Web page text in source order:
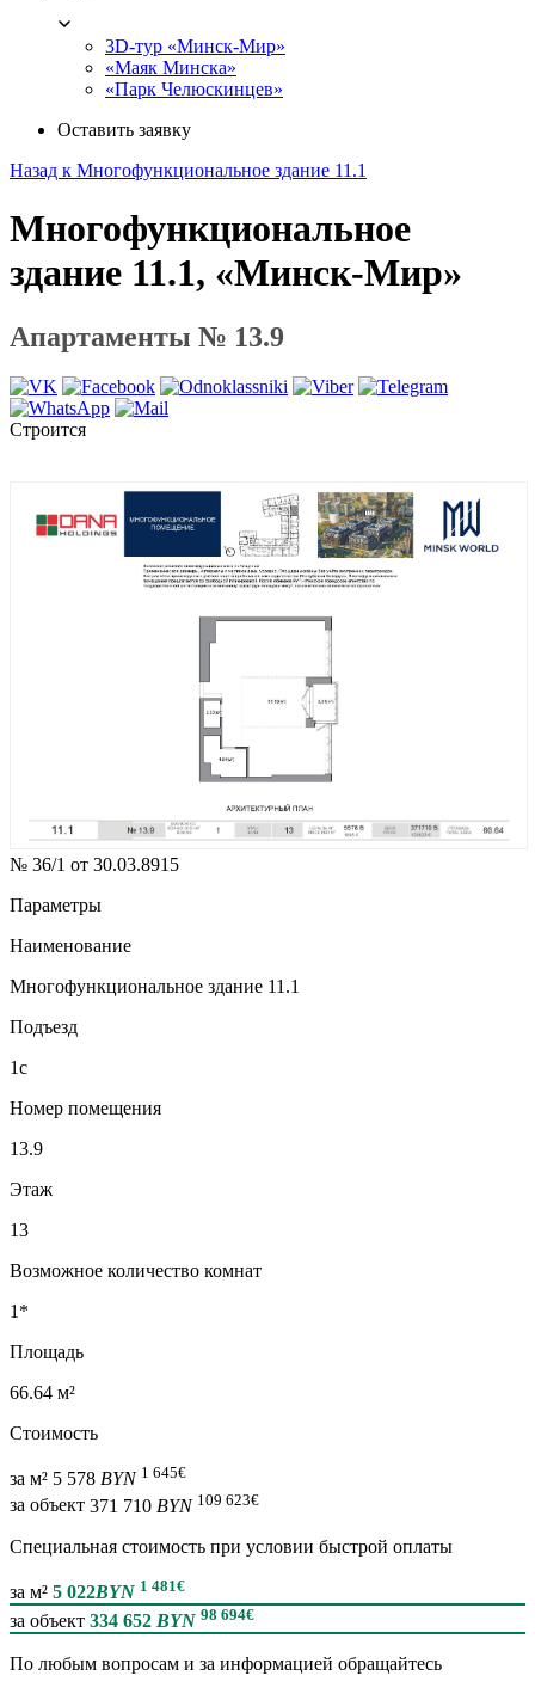
3D-тур «Минск-Мир»
«Маяк Минска»
«Парк Челюскинцев»
Оставить заявку
Назад к Многофункциональное здание 11.1
Многофункциональное
здание 11.1, «Минск-Мир»
Апартаменты № 13.9
Строится
№ 36/1 от 30.03.8915
Параметры
Наименование
Многофункциональное здание 11.1
Подъезд
1с
Номер помещения
13.9
Этаж
13
Возможное количество комнат
1*
Площадь
66.64 м²
Стоимость
за м² 5 578 BYN 1 645€
за объект 371 710 BYN 109 623€
Специальная cтоимость при условии быстрой оплаты
за м² 5 022BYN 1 481€
за объект 334 652 BYN 98 694€
По любым вопросам и за информацией обращайтесь